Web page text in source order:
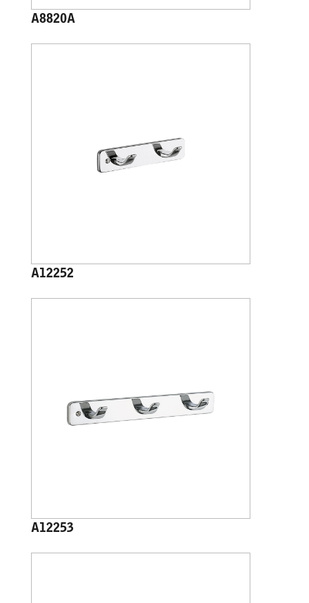
A8820A
A12252
A12253